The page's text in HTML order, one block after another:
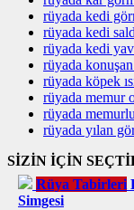
rüyada kedi
rüyada kedi
rüyada kedi
rüyada
rüyada köpek
rüyada memur
rüyada
rüyada yılan
SİZİN İÇİN
Rüya Tabirleri
Simgesi